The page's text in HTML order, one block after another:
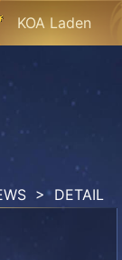
KOA Laden
> DETAIL